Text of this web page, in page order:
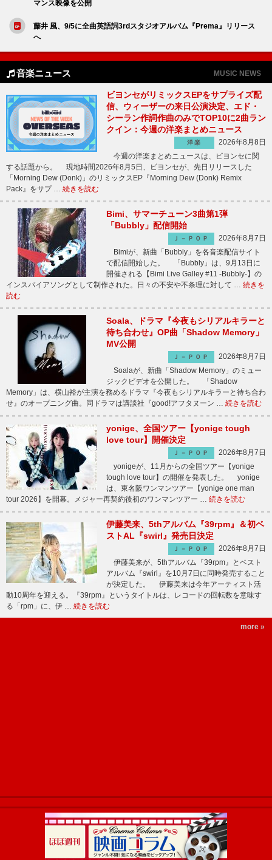
マンス映像を公開
藤井 風、9/5に全曲英語詞3rdスタジオアルバム『Prema』リリース
へ
音楽ニュース MUSIC NEWS
ビヨンセがリミックスEPをサプライズ配
信、ウィーザーの来日公演決定、エド・
シーラン作詞作曲のみでTOP10に2曲ラン
クイン：今週の洋楽まとめニュース
洋楽
2026年8月8日
今週の洋楽まとめニュースは、ビヨンセに関
する話題から。 現地時間2026年8月5日、ビヨンセが、先日リリースした
「Morning Dew (Donk)」のリミックスEP『Morning Dew (Donk) Remix
Pack』をサプ … 続きを読む
Bimi、サマーチューン3曲第1弾
「Bubbly」配信開始
Ｊ－ＰＯＰ
2026年8月7日
Bimiが、新曲「Bubbly」を各音楽配信サイト
で配信開始した。 「Bubbly」は、9月13日に
開催される【Bimi Live Galley #11 -Bubbly-】の
インスパイアソングとして制作された。日々の不安や不条理に対して … 続きを
読む
Soala、ドラマ『今夜もシリアルキラーと
待ち合わせ』OP曲「Shadow Memory」
MV公開
Ｊ－ＰＯＰ
2026年8月7日
Soalaが、新曲「Shadow Memory」のミュー
ジックビデオを公開した。 「Shadow
Memory」は、横山裕が主演を務めるドラマ『今夜もシリアルキラーと待ち合わ
せ』のオープニング曲。同ドラマは講談社『good!アフタヌーン … 続きを読む
yonige、全国ツアー【yonige tough
love tour】開催決定
Ｊ－ＰＯＰ
2026年8月7日
yonigeが、11月からの全国ツアー【yonige
tough love tour】の開催を発表した。 yonige
は、東名阪ワンマンツアー【yonige one man
tour 2026】を開幕。メジャー再契約後初のワンマンツアー … 続きを読む
伊藤美来、5thアルバム『39rpm』＆初ベ
ストAL『swirl』発売日決定
Ｊ－ＰＯＰ
2026年8月7日
伊藤美来が、5thアルバム『39rpm』とベスト
アルバム『swirl』を10月7日に同時発売すること
が決定した。 伊藤美来は今年アーティスト活
動10周年を迎える。『39rpm』というタイトルは、レコードの回転数を意味す
る「rpm」に、伊 … 続きを読む
more »